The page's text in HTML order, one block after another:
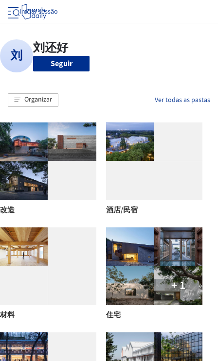
Iniciar sessão
Seguir
Organizar Ver todas as pastas
改造 酒店/民宿
材料
+ 1
住宅